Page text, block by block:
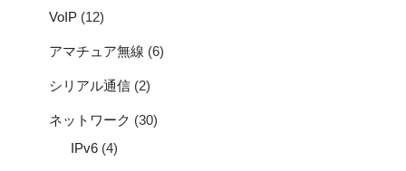
VoIP (12)
アマチュア無線 (6)
シリアル通信 (2)
ネットワーク (30)
IPv6 (4)